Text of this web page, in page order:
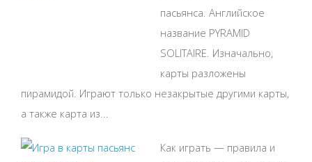
пасьянса. Английское
название PYRAMID
SOLITAIRE. Изначально,
карты разложены
пирамидой. Играют только незакрытые другими карты,
а также карта из...
Как играть — правила и